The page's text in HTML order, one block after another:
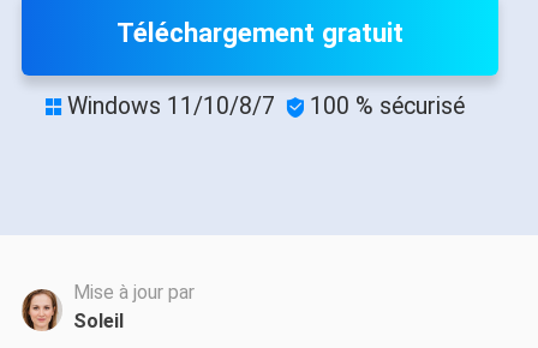
Téléchargement gratuit
 Windows 11/10/8/7  100 % sécurisé
Mise à jour par
Soleil